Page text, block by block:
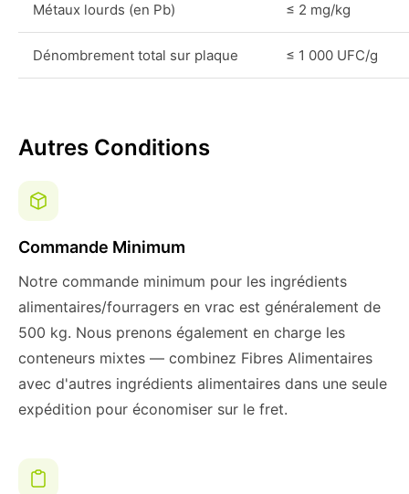
Métaux lourds (en Pb) ≤ 2 mg/kg
Dénombrement total sur plaque ≤ 1 000 UFC/g
Autres Conditions
Commande Minimum
Notre commande minimum pour les ingrédients
alimentaires/fourragers en vrac est généralement de
500 kg. Nous prenons également en charge les
conteneurs mixtes — combinez Fibres Alimentaires
avec d'autres ingrédients alimentaires dans une seule
expédition pour économiser sur le fret.